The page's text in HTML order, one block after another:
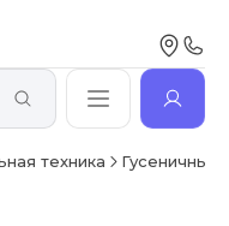
техника Гусеничные